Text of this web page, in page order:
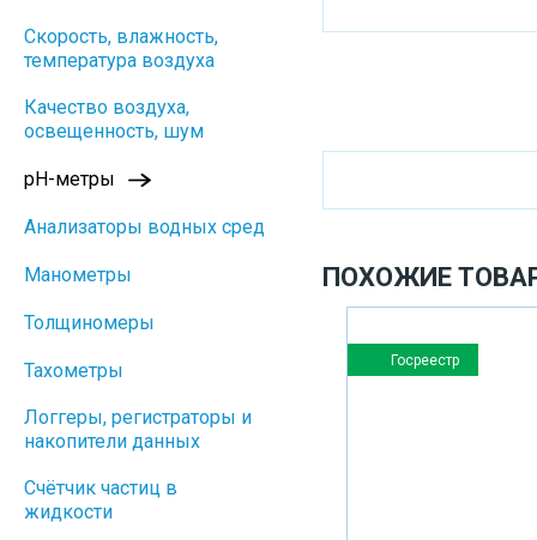
ПОХОЖИЕ
Госреестр
Скорость, влажность,
температура воздуха
Качество воздуха,
освещенность, шум
pH-метры
Анализаторы водных сред
Манометры
Толщиномеры
Тахометры
Логгеры, регистраторы и
накопители данных
Cчётчик частиц в
жидкости